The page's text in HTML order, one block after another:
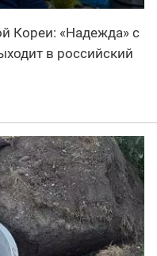
Кореи: «Надежда» с
в российский